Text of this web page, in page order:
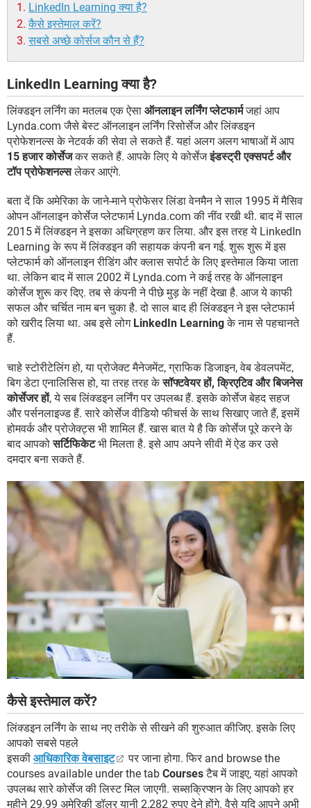
LinkedIn Learning क्या है?
कैसे इस्तेमाल करें?
सबसे अच्छे कोर्सज कौन से हैं?
LinkedIn Learning क्या है?
लिंक्डइन लर्निंग का मतलब एक ऐसा ऑनलाइन लर्निंग प्लेटफार्मजहां आप
Lynda.com जैसे बेस्ट ऑनलाइन लर्निंग रिसोर्सेज और लिंक्डइन
प्रोफेशनल्स के नेटवर्क की सेवा ले सकते हैं. यहां अलग अलग भाषाओं में आप
15 हजार कोर्सेजकर सकते हैं. आपके लिए ये कोर्सेजइंडस्ट्री एक्सपर्ट और
टॉप प्रोफेशनल्सलेकर आएंगे.
बता दें कि अमेरिका के जाने-माने प्रोफेसर लिंडा वेनमैन ने साल 1995 में मैसिव
ओपन ऑनलाइन कोर्सेज प्लेटफार्म Lynda.com की नींव रखी थी. बाद में साल
2015 में लिंक्डइन ने इसका अधिग्रहण कर लिया. और इस तरह ये LinkedIn
Learning के रूप में लिंक्डइन की सहायक कंपनी बन गई. शुरू शुरू में इस
प्लेटफार्म को ऑनलाइन रीडिंग और क्लास सपोर्ट के लिए इस्तेमाल किया जाता
था. लेकिन बाद में साल 2002 में Lynda.com ने कई तरह के ऑनलाइन
कोर्सेज शुरू कर दिए. तब से कंपनी ने पीछे मुड़ के नहीं देखा है. आज ये काफी
सफल और चर्चित नाम बन चुका है. दो साल बाद ही लिंक्डइन ने इस प्लेटफार्म
को खरीद लिया था. अब इसे लोग LinkedIn Learningके नाम से पहचानते
हैं.
चाहे स्टोरीटेलिंग हो, या प्रोजेक्ट मैनेजमेंट, ग्राफिक डिजाइन, वेब डेवलपमेंट,
बिग डेटा एनालिसिस हो, या तरह तरह केसॉफ्टवेयर हों, क्रिएटिव और बिजनेस
कोर्सेजर हों, ये सब लिंक्डइन लर्निंग पर उपलब्ध हैं. इसके कोर्सेज बेहद सहज
और पर्सनलाइज्ड हैं. सारे कोर्सेज वीडियो फीचर्स के साथ सिखाए जाते हैं, इसमें
होमवर्क और प्रोजेक्ट्स भी शामिल हैं. खास बात ये है कि कोर्सेज पूरे करने के
बाद आपकोसर्टिफिकेटभी मिलता है. इसे आप अपने सीवी में ऐड कर उसे
दमदार बना सकते हैं.
कैसे इस्तेमाल करें?
लिंक्डइन लर्निंग के साथ नए तरीके से सीखने की शुरुआत कीजिए. इसके लिए
आपको सबसे पहले
इसकी आधिकारिक वेबसाइट
पर जाना होगा. फिर and browse the
courses available under the tab Coursesटैब में जाइए, यहां आपको
उपलब्ध सारे कोर्सेज की लिस्ट मिल जाएगी. सब्सक्रिप्शन के लिए आपको हर
महीने 29.99 अमेरिकी डॉलर यानी 2,282 रुपए देने होंगे. वैसे यदि आपने अभी